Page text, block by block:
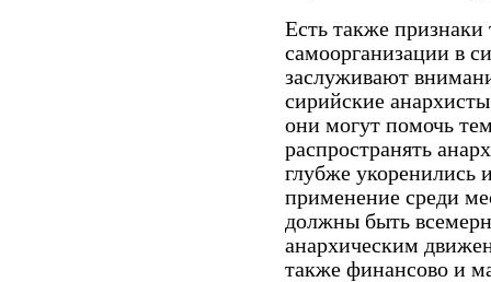
Есть также
самоорганизации в
заслуживают
сирийские
они могут помочь
распространять
глубже укоренились
применение среди
должны быть
анархическим
также финансово и